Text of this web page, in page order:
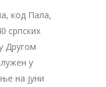
код Пала,
српских
Другом
у
на јуни